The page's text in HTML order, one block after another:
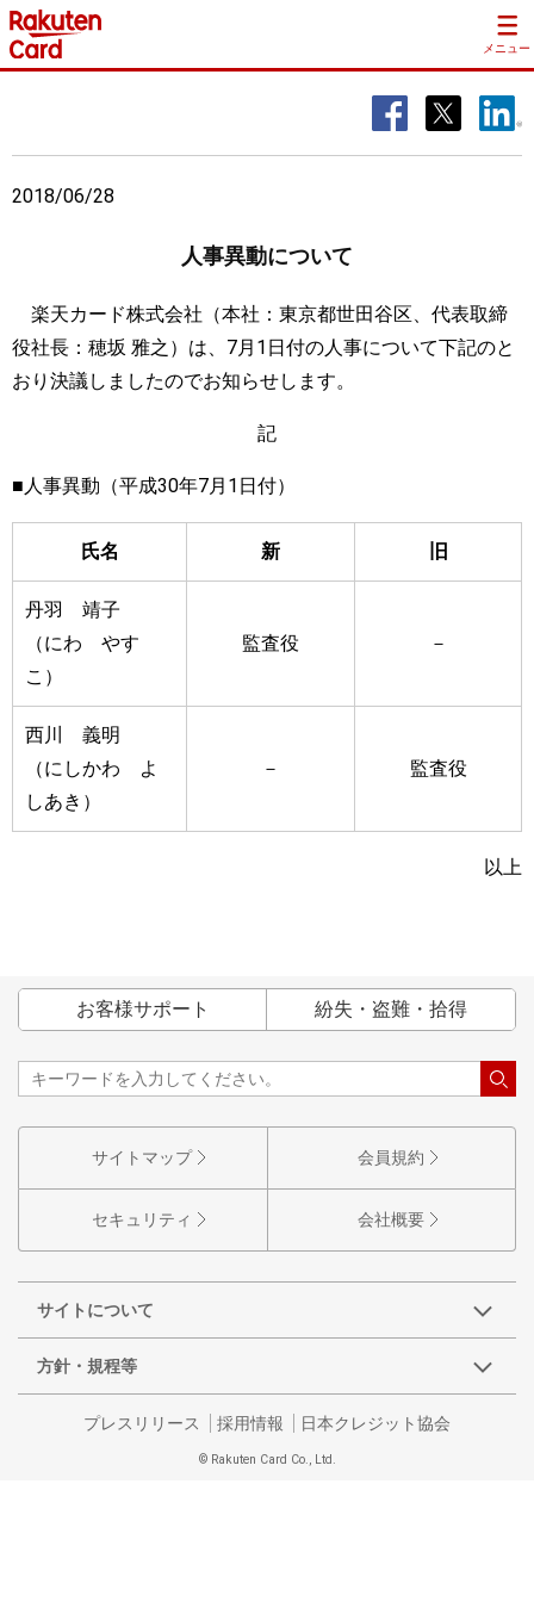
メニュー
2018/06/28
人事異動について
楽天カード株式会社（本社：東京都世田谷区、代表取締
役社長：穂坂 雅之）は、7月1日付の人事について下記のと
おり決議しましたのでお知らせします。
記
■人事異動（平成30年7月1日付）
氏名 新 旧
丹羽 靖子
（にわ やす
こ）
監査役 －
西川 義明
（にしかわ よ
しあき）
－ 監査役
以上
お客様サポート 紛失・盗難・拾得
サイトマップ 会員規約
セキュリティ 会社概要
サイトについて
方針・規程等
プレスリリース 採用情報 日本クレジット協会
© Rakuten Card Co., Ltd.